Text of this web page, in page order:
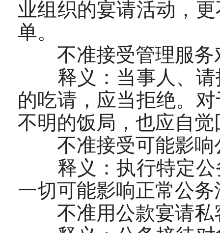
业组织的宴请活动，
单。
不准接受管理服务
释义：当事人、请
的吃请，应当拒绝。
不明的饭局，也应自觉
不准接受可能影响
释义：执行特定公
一切可能影响正常公
不准用公款宴请私